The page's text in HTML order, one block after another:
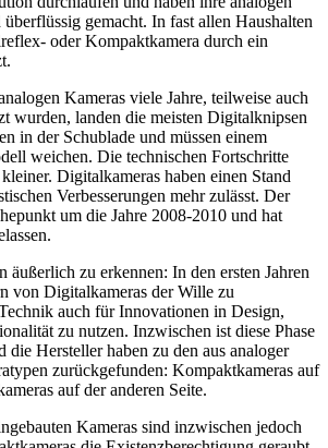
gemacht. In fast allen Haushalten
oder Kompaktkamera durch ein
Kameras viele Jahre, teilweise auch
wurden, landen die meisten Digitalknipsen
in der Schublade und müssen einem
weichen. Die technischen Fortschritte
Digitalkameras haben einen Stand
Verbesserungen mehr zulässt. Der
um die Jahre 2008-2010 und hat
äußerlich zu erkennen: In den ersten Jahren
von Digitalkameras der Wille zu
auch für Innovationen in Design,
zu nutzen. Inzwischen ist diese Phase
die Hersteller haben zu den aus analoger
zurückgefunden: Kompaktkameras auf
auf der anderen Seite.
Kameras sind inzwischen jedoch